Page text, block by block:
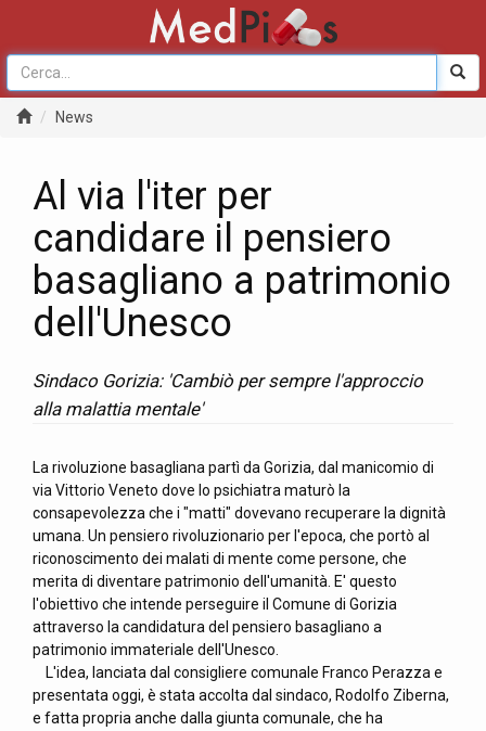
News
Al via l'iter per
candidare il pensiero
basagliano a patrimonio
dell'Unesco
Sindaco Gorizia: 'Cambiò per sempre l'approccio
alla malattia mentale'
La rivoluzione basagliana partì da Gorizia, dal manicomio di
via Vittorio Veneto dove lo psichiatra maturò la
consapevolezza che i "matti" dovevano recuperare la dignità
umana. Un pensiero rivoluzionario per l'epoca, che portò al
riconoscimento dei malati di mente come persone, che
merita di diventare patrimonio dell'umanità. E' questo
l'obiettivo che intende perseguire il Comune di Gorizia
attraverso la candidatura del pensiero basagliano a
patrimonio immateriale dell'Unesco.
L'idea, lanciata dal consigliere comunale Franco Perazza e
presentata oggi, è stata accolta dal sindaco, Rodolfo Ziberna,
e fatta propria anche dalla giunta comunale, che ha